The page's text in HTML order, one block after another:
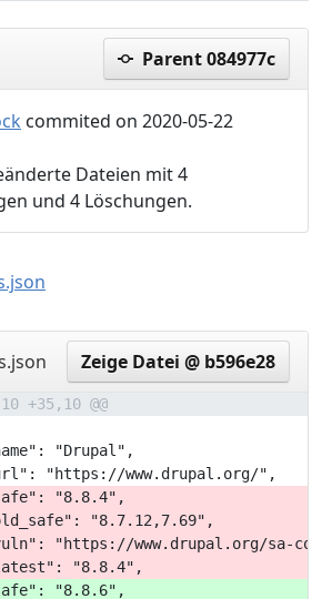
Parent 084977c
commited on 2020-05-22
Dateien mit 4
und 4 Löschungen.
Zeige Datei @ b596e28
+35,10 @@
"Drupal",
"https://www.drupal.org/",
"8.8.4",
"8.7.12,7.69",
"https://www.drupal.org/sa-
"8.8.4",
"8.8.6",